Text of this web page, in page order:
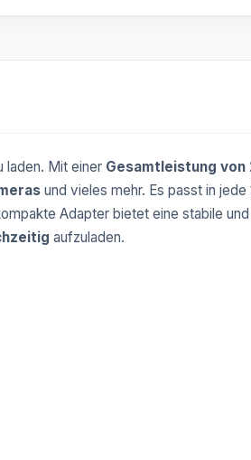
laden. Mit einer Gesamtleistung von
und vieles mehr. Es passt in jede
Adapter bietet eine stabile
aufzuladen.